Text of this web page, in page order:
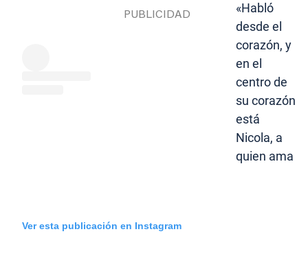
Ver esta publicación en Instagram
«Habló
desde el
corazón, y
en el
centro de
su corazón
está
Nicola, a
quien ama